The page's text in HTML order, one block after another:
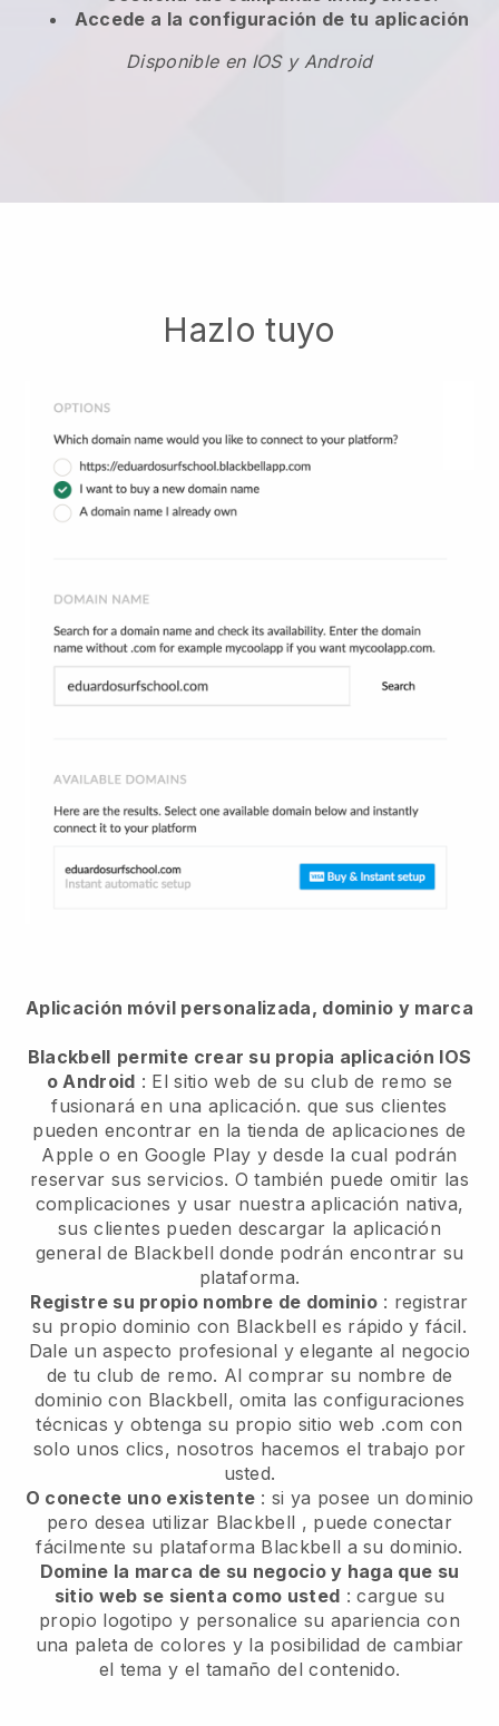
Accede a la configuración de tu aplicación
Disponible en IOS y Android
Hazlo tuyo
Aplicación móvil personalizada, dominio y marca
Blackbell permite crear su propia aplicación IOS
o Android : El sitio web de su club de remo se
fusionará en una aplicación. que sus clientes
pueden encontrar en la tienda de aplicaciones de
Apple o en Google Play y desde la cual podrán
reservar sus servicios. O también puede omitir las
complicaciones y usar nuestra aplicación nativa,
sus clientes pueden descargar la aplicación
general de Blackbell donde podrán encontrar su
plataforma.
Registre su propio nombre de dominio: registrar
su propio dominio con Blackbell es rápido y fácil.
Dale un aspecto profesional y elegante al negocio
de tu club de remo. Al comprar su nombre de
dominio con Blackbell, omita las configuraciones
técnicas y obtenga su propio sitio web .com con
solo unos clics, nosotros hacemos el trabajo por
usted.
O conecte uno existente : si ya posee un dominio
pero desea utilizar Blackbell , puede conectar
fácilmente su plataforma Blackbell a su dominio.
Domine la marca de su negocio y haga que su
sitio web se sienta como usted : cargue su
propio logotipo y personalice su apariencia con
una paleta de colores y la posibilidad de cambiar
el tema y el tamaño del contenido.